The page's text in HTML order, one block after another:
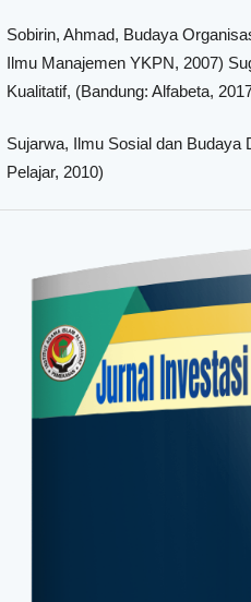
Sobirin, Ahmad, Budaya
Ilmu Manajemen YKPN, 2007)
Kualitatif, (Bandung: Alfabeta,
Sujarwa, Ilmu Sosial dan Budaya
Pelajar, 2010)